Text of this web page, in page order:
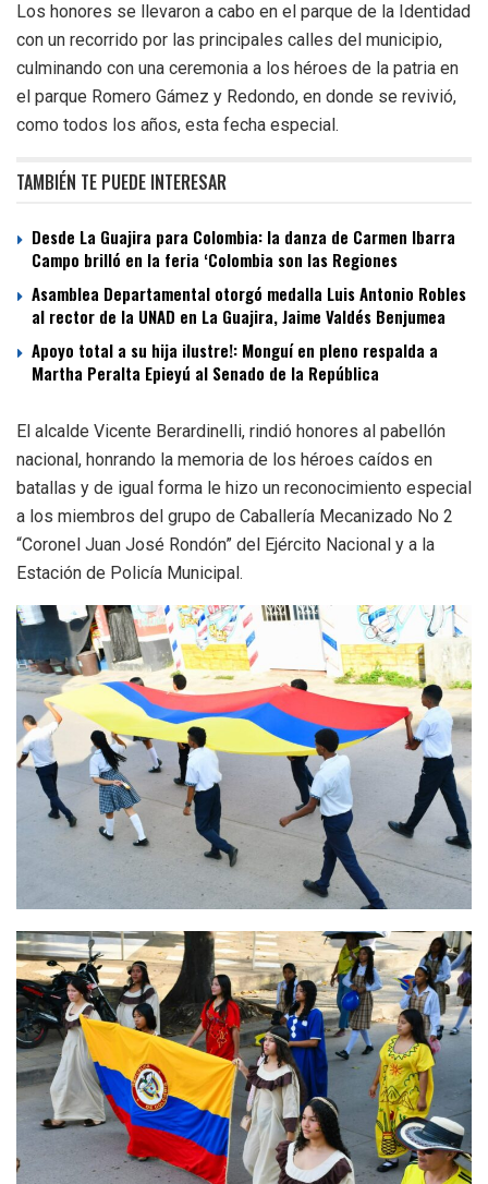
Los honores se llevaron a cabo en el parque de la Identidad
con un recorrido por las principales calles del municipio,
culminando con una ceremonia a los héroes de la patria en
el parque Romero Gámez y Redondo, en donde se revivió,
como todos los años, esta fecha especial.
TAMBIÉN TE PUEDE INTERESAR
Desde La Guajira para Colombia: la danza de Carmen Ibarra
Campo brilló en la feria ‘Colombia son las Regiones
Asamblea Departamental otorgó medalla Luis Antonio Robles
al rector de la UNAD en La Guajira, Jaime Valdés Benjumea
Apoyo total a su hija ilustre!: Monguí en pleno respalda a
Martha Peralta Epieyú al Senado de la República
El alcalde Vicente Berardinelli, rindió honores al pabellón
nacional, honrando la memoria de los héroes caídos en
batallas y de igual forma le hizo un reconocimiento especial
a los miembros del grupo de Caballería Mecanizado No 2
“Coronel Juan José Rondón” del Ejército Nacional y a la
Estación de Policía Municipal.